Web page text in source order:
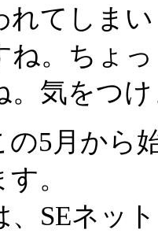
れてしま
ね。ちょ
。気をつ
の5月から
。
、SEネッ